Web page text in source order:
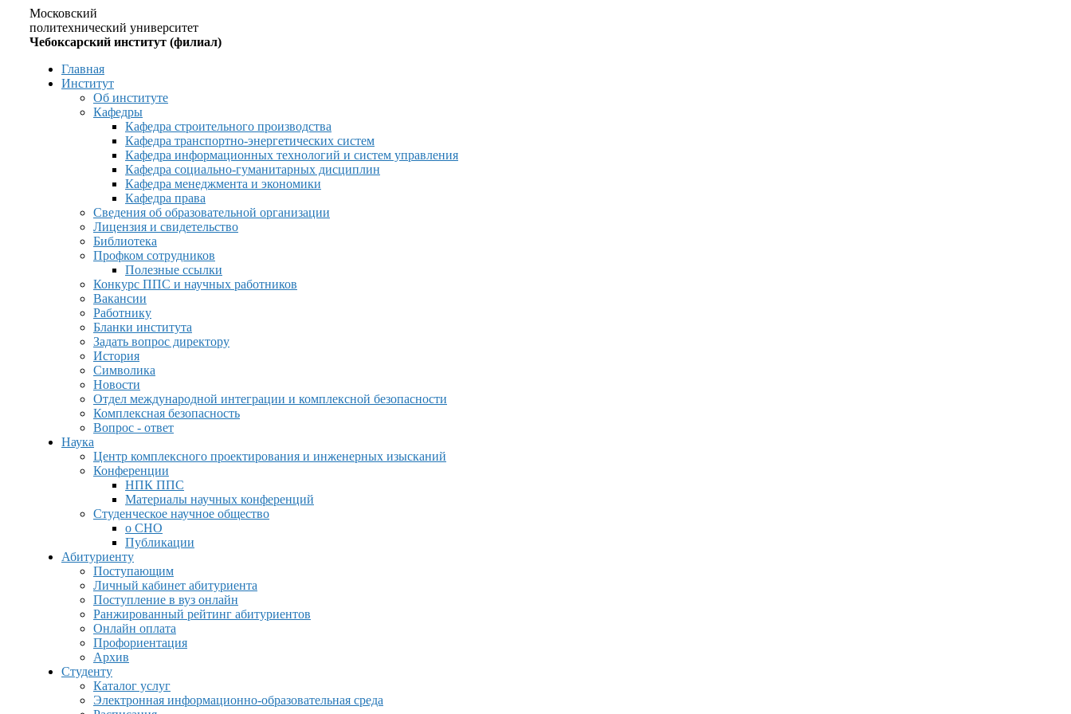
Московский
политехнический университет
Чебоксарский институт (филиал)
Главная
Институт
Об институте
Кафедры
Кафедра строительного производства
Кафедра транспортно-энергетических систем
Кафедра информационных технологий и систем управления
Кафедра социально-гуманитарных дисциплин
Кафедра менеджмента и экономики
Кафедра права
Сведения об образовательной организации
Лицензия и свидетельство
Библиотека
Профком сотрудников
Полезные ссылки
Конкурс ППС и научных работников
Вакансии
Работнику
Бланки института
Задать вопрос директору
История
Символика
Новости
Отдел международной интеграции и комплексной безопасности
Комплексная безопасность
Вопрос - ответ
Наука
Центр комплексного проектирования и инженерных изысканий
Конференции
НПК ППС
Материалы научных конференций
Студенческое научное общество
о СНО
Публикации
Абитуриенту
Поступающим
Личный кабинет абитуриента
Поступление в вуз онлайн
Ранжированный рейтинг абитуриентов
Онлайн оплата
Профориентация
Архив
Студенту
Каталог услуг
Электронная информационно-образовательная среда